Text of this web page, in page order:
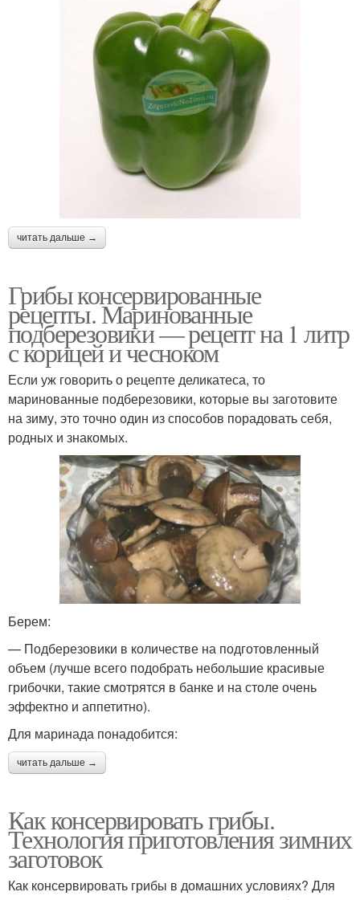
читать дальше →
Грибы консервированные
рецепты. Маринованные
подберезовики — рецепт на 1 литр
с корицей и чесноком
Если уж говорить о рецепте деликатеса, то
маринованные подберезовики, которые вы заготовите
на зиму, это точно один из способов порадовать себя,
родных и знакомых.
Берем:
— Подберезовики в количестве на подготовленный
объем (лучше всего подобрать небольшие красивые
грибочки, такие смотрятся в банке и на столе очень
эффектно и аппетитно).
Для маринада понадобится:
читать дальше →
Как консервировать грибы.
Технология приготовления зимних
заготовок
Как консервировать грибы в домашних условиях? Для